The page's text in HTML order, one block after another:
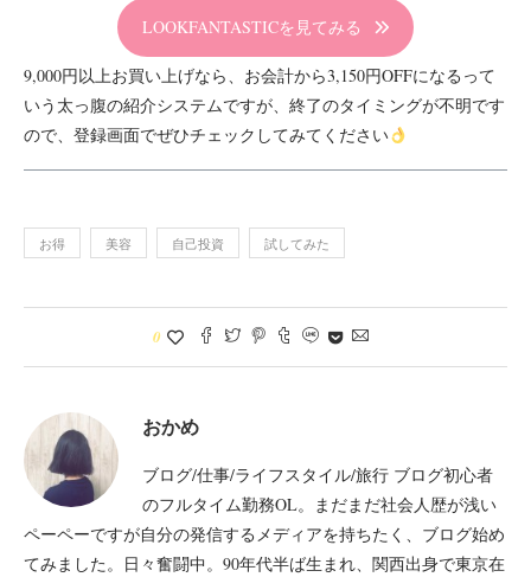
LOOKFANTASTICを見てみる
9,000円以上お買い上げなら、お会計から3,150円OFFになるって
いう太っ腹の紹介システムですが、終了のタイミングが不明です
ので、登録画面でぜひチェックしてみてください
お得 美容 自己投資 試してみた
0
おかめ
ブログ/仕事/ライフスタイル/旅行 ブログ初心者
のフルタイム勤務OL。まだまだ社会人歴が浅い
ペーペーですが自分の発信するメディアを持ちたく、ブログ始め
てみました。日々奮闘中。90年代半ば生まれ、関西出身で東京在